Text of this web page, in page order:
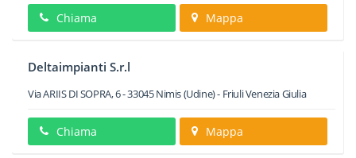
Chiama Mappa
Deltaimpianti S.r.l
Via ARIIS DI SOPRA, 6-33045Nimis(Udine) - Friuli Venezia Giulia
Chiama Mappa